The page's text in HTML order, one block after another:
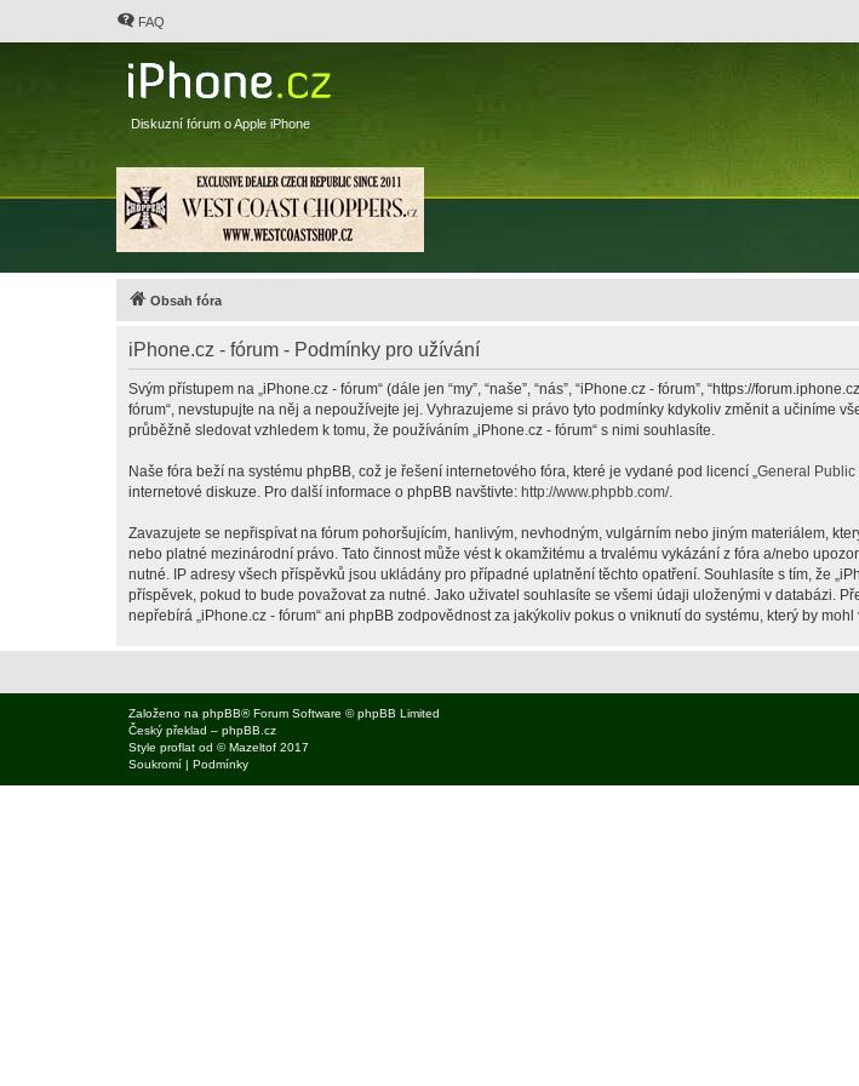
FAQ
Diskuzní fórum o Apple iPhone
Obsah fóra
iPhone.cz - fórum - Podmínky pro užívání
Svým přístupem na „iPhone.cz - fórum“ (dále jen “my”, “naše”, “nás”, “iPhone.cz - fórum”, “https://
fórum“, nevstupujte na něj a nepoužívejte jej. Vyhrazujeme si právo tyto podmínky kdykoliv změnit a učiníme
průběžně sledovat vzhledem k tomu, že používáním „iPhone.cz - fórum“ s nimi souhlasíte.
Naše fóra beží na systému phpBB, což je řešení internetového fóra, které je vydané pod licencí „General Public
internetové diskuze. Pro další informace o phpBB navštivte: http://www.phpbb.com/.
Zavazujete se nepřispívat na fórum pohoršujícím, hanlivým, nevhodným, vulgárním nebo jiným materiálem,
nebo platné mezinárodní právo. Tato činnost může vést k okamžitému a trvalému vykázání z fóra a/nebo
nutné. IP adresy všech příspěvků jsou ukládány pro případné uplatnění těchto opatření. Souhlasíte s tím, že
příspěvek, pokud to bude považovat za nutné. Jako uživatel souhlasíte se všemi údaji uloženými v databázi.
nepřebírá „iPhone.cz - fórum“ ani phpBB zodpovědnost za jakýkoliv pokus o vniknutí do systému, který by
Založeno na phpBB® Forum Software © phpBB Limited
Český překlad – phpBB.cz
Style proflat od ©Mazeltof 2017
Soukromí | Podmínky